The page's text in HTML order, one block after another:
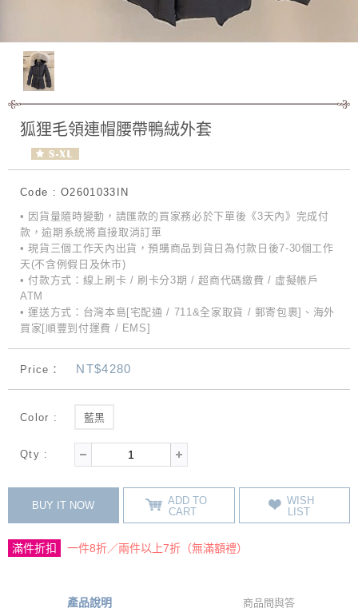
狐狸毛領連帽腰帶鴨絨外套
Code : O2601033IN
• 因貨量隨時變動，請匯款的買家務必於下單後《3天內》完成付
款，逾期系統將直接取消訂單
• 現貨三個工作天內出貨，預購商品到貨日為付款日後7-30個工作
天(不含例假日及休市)
• 付款方式：線上刷卡 / 刷卡分3期 / 超商代碼繳費 / 虛擬帳戶
ATM
• 運送方式：台灣本島[宅配通 / 711&全家取貨 / 郵寄包裹]、海外
買家[順豐到付運費 / EMS]
Price： NT$4280
Color : 藍黑
Qty :
BUY IT NOW
ADD TO
CART
WISH
LIST
滿件折扣 一件8折／兩件以上7折（無滿額禮）
產品說明 商品問與答